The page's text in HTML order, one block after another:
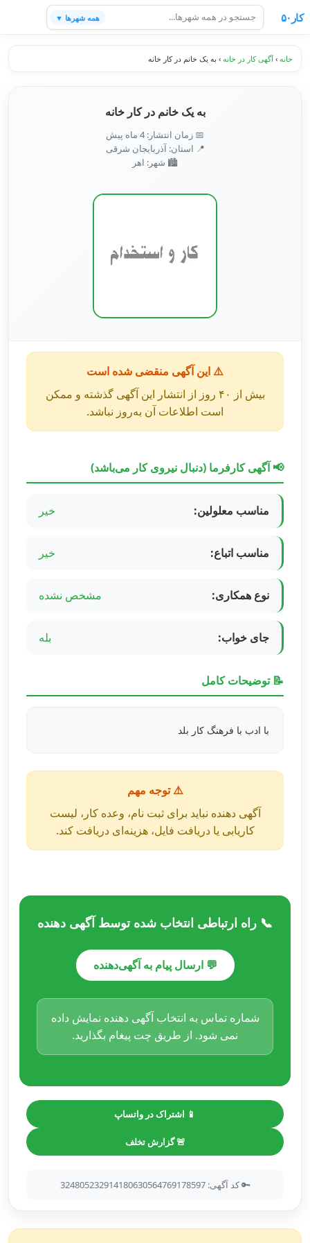
کار۵۰ همه شهرها ▼
خانه ›آگهی کار در خانه › به یک خانم در کار خانه
به یک خانم در کار خانه
📅 زمان انتشار: 4 ماه پیش
📍 استان: آذربایجان شرقی
🏙️ شهر: اهر
⚠️ این آگهی منقضی شده است
بیش از ۴۰ روز از انتشار این آگهی گذشته و ممکن
است اطلاعات آن به‌روز نباشد.
📢 آگهی کارفرما (دنبال نیروی کار می‌باشد)
مناسب معلولین: خیر
مناسب اتباع: خیر
نوع همکاری: مشخص نشده
جای خواب: بله
📝 توضیحات کامل
با ادب با فرهنگ کار بلد
⚠️ توجه مهم
آگهی دهنده نباید برای ثبت نام، وعده کار، لیست
کاریابی یا دریافت فایل، هزینه‌ای دریافت کند.
📞 راه ارتباطی انتخاب شده توسط آگهی دهنده
💬 ارسال پیام به آگهی‌دهنده
شماره تماس به انتخاب آگهی دهنده نمایش داده
نمی شود. از طریق چت پیغام بگذارید.
📱 اشتراک در واتساپ
🚨 گزارش تخلف
🔑 کد آگهی: 324805232914180630564769178597